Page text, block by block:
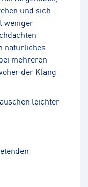
und sich
weniger
natürliches
mehreren
der Klang
leichter